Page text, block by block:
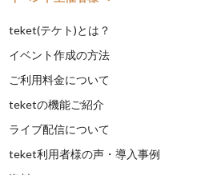
teket(テケト)とは？
イベント作成の方法
ご利用料金について
teketの機能ご紹介
ライブ配信について
teket利用者様の声・導入事例